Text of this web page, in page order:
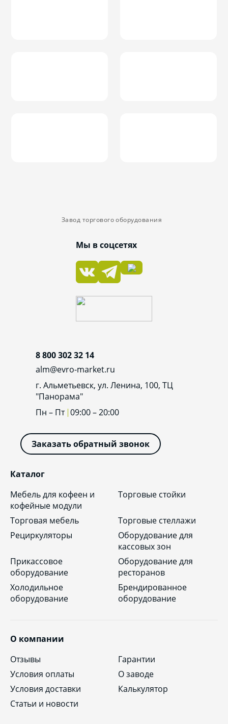
Завод торгового оборудования
Мы в соцсетях
Каталог
Мебель для кофеен и
кофейные модули
Торговые стойки
Торговая мебель
Торговые стеллажи
Рециркуляторы
Оборудование для
кассовых зон
Прикассовое
оборудование
Оборудование для
ресторанов
Холодильное
оборудование
Брендированное
оборудование
О компании
Отзывы
Гарантии
Условия оплаты
О заводе
Условия доставки
Калькулятор
Статьи и новости
8 800 302 32 14
alm@evro-market.ru
г. Альметьевск, ул. Ленина, 100, ТЦ
"Панорама"
Пн – Пт 09:00 – 20:00
Заказать обратный звонок